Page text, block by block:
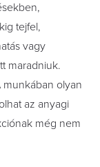
tejfel,
vagy
maradniuk.
olyan
az anyagi
még nem